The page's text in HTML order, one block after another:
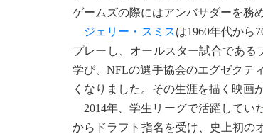
ゲームズの際にはアンバサダーを務
ジェリー・スミスは1960年代から
プレーし、オールスター試合であ
学び、NFLの選手協会のエグゼクテ
くなりました。その生涯を描く映画
2014年、学生リーグで活躍してい
からドラフト指名を受け、史上初の